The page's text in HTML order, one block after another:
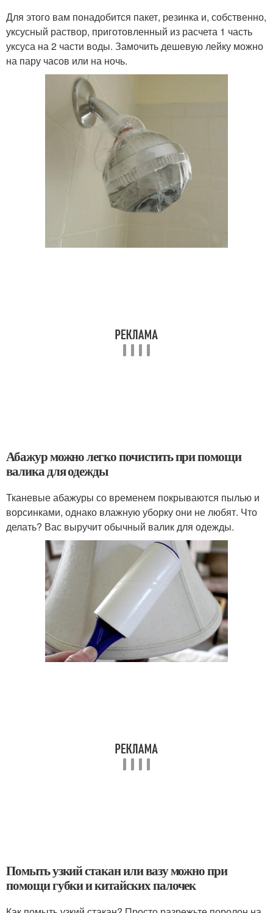
Для этого вам понадобится пакет, резинка и, собственно,
уксусный раствор, приготовленный из расчета 1 часть
уксуса на 2 части воды. Замочить дешевую лейку можно
на пару часов или на ночь.
Абажур можно легко почистить при помощи
валика для одежды
Тканевые абажуры со временем покрываются пылью и
ворсинками, однако влажную уборку они не любят. Что
делать? Вас выручит обычный валик для одежды.
Помыть узкий стакан или вазу можно при
помощи губки и китайских палочек